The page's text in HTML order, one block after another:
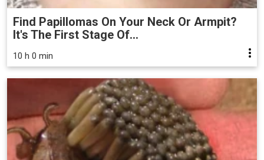
Find Papillomas On Your Neck Or Armpit?
It's The First Stage Of...
10 h 0 min